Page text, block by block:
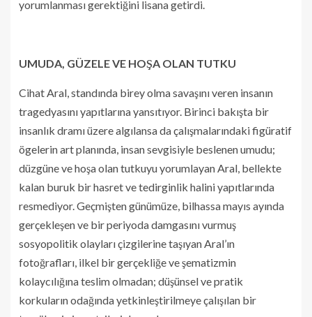
yorumlanması gerektiğini lisana getirdi.
UMUDA, GÜZELE VE HOŞA OLAN TUTKU
Cihat Aral, standında birey olma savaşını veren insanın
tragedyasını yapıtlarına yansıtıyor. Birinci bakışta bir
insanlık dramı üzere algılansa da çalışmalarındaki figüratif
ögelerin art planında, insan sevgisiyle beslenen umudu;
düzgüne ve hoşa olan tutkuyu yorumlayan Aral, bellekte
kalan buruk bir hasret ve tedirginlik halini yapıtlarında
resmediyor. Geçmişten günümüze, bilhassa mayıs ayında
gerçekleşen ve bir periyoda damgasını vurmuş
sosyopolitik olayları çizgilerine taşıyan Aral’ın
fotoğrafları, ilkel bir gerçekliğe ve şematizmin
kolaycılığına teslim olmadan; düşünsel ve pratik
korkuların odağında yetkinleştirilmeye çalışılan bir